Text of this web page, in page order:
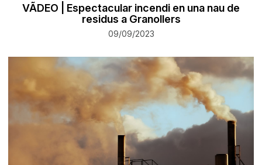
VÃDEO | Espectacular incendi en una nau de
residus a Granollers
09/09/2023